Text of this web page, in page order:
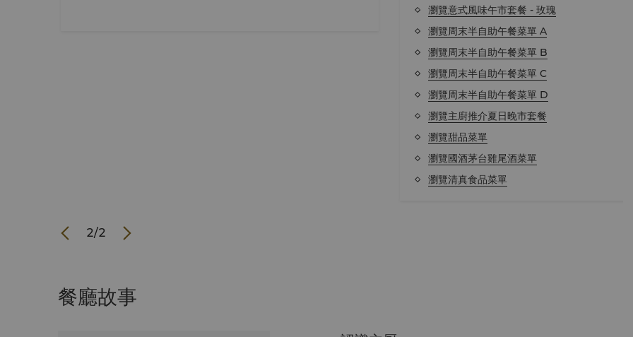
瀏覽意式風味午市套餐 - 玫瑰
瀏覽周末半自助午餐菜單 A
瀏覽周末半自助午餐菜單 B
瀏覽周末半自助午餐菜單 C
瀏覽周末半自助午餐菜單 D
瀏覽主廚推介夏日晚市套餐
瀏覽甜品菜單
瀏覽國酒茅台雞尾酒菜單
瀏覽清真食品菜單
2/2
餐廳故事